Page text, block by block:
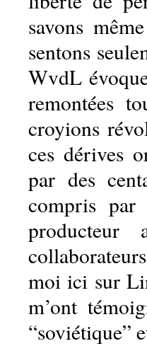
savons
sentons
WvdL
remontées
croyions
ces dérives
par des
compris
moi ici sur
m’ont
“soviétique”